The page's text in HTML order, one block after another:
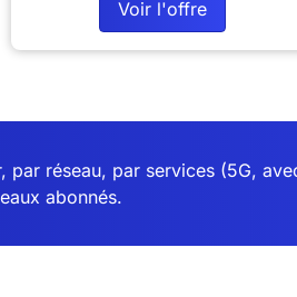
Voir l'offre
par réseau, par services (5G,
abonnés.